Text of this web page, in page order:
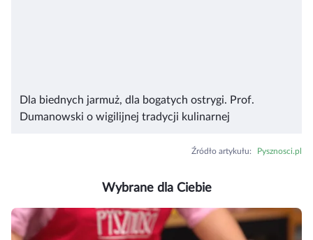
Dla biednych jarmuż, dla bogatych ostrygi. Prof.
Dumanowski o wigilijnej tradycji kulinarnej
Źródło artykułu: Pysznosci.pl
Wybrane dla Ciebie